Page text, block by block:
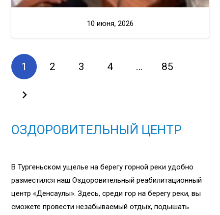
10 июня, 2026
1 2 3 4 … 85
ОЗДОРОВИТЕЛЬНЫЙ ЦЕНТР
В Тургеньском ущелье на берегу горной реки удобно
разместился наш Оздоровительный реабилитационный
центр «Денсаулық». Здесь, среди гор на берегу реки, вы
сможете провести незабываемый отдых, подышать